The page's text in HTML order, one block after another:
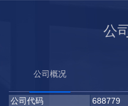
公
公司概况
公司代码
688779